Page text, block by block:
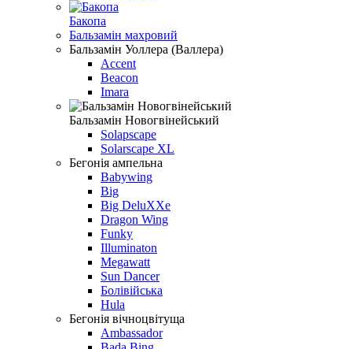
Бакопа
Бальзамiн махровий
Бальзамiн Уоллера (Валлера)
Accent
Beacon
Imara
Бальзамін Новогвінейський
Solapscape
Solarscape XL
Бегонiя ампельна
Babywing
Big
Big DeluXXe
Dragon Wing
Funky
Illuminaton
Megawatt
Sun Dancer
Болівійська
Hula
Бегонiя вiчноцвiтуща
Ambassador